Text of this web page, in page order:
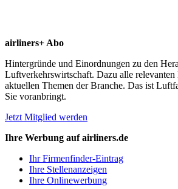
airliners+ Abo
Hintergründe und Einordnungen zu den
Luftverkehrswirtschaft. Dazu alle relevanten
aktuellen Themen der Branche. Das ist
Sie voranbringt.
Jetzt Mitglied werden
Ihre Werbung auf airliners.de
Ihr Firmenfinder-Eintrag
Ihre Stellenanzeigen
Ihre Onlinewerbung